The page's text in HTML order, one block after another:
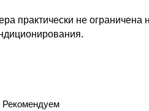
практически не
Рекомендуем